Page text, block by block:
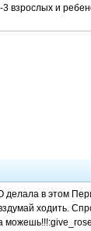
взрослых и
в этом
ходить.